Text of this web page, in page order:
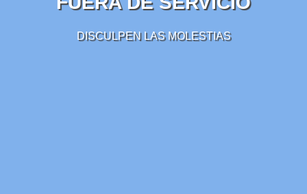
DISCULPEN LAS MOLESTIAS